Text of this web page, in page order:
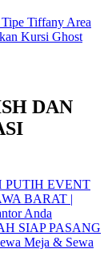
Tiffany Area
Kursi Ghost
DAN
PUTIH EVENT
BARAT |
Anda
SIAP PASANG
Meja & Sewa